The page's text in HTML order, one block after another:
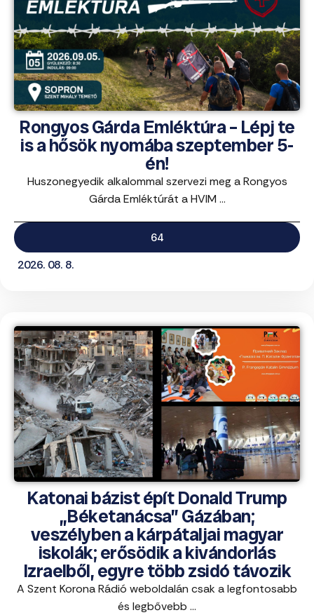
Rongyos Gárda Emléktúra – Lépj te
is a hősök nyomába szeptember 5-
én!
Huszonegyedik alkalommal szervezi meg a Rongyos
Gárda Emléktúrát a HVIM ...
64
2026. 08. 8.
Katonai bázist épít Donald Trump
„Béketanácsa” Gázában;
veszélyben a kárpátaljai magyar
iskolák; erősödik a kivándorlás
Izraelből, egyre több zsidó távozik
A Szent Korona Rádió weboldalán csak a legfontosabb
és legbővebb ...